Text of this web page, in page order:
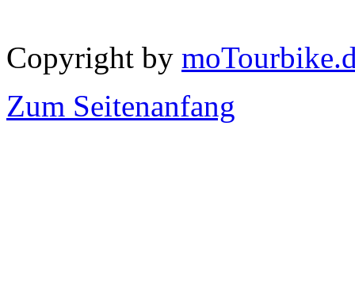
Copyright by
Zum Seitenanfang